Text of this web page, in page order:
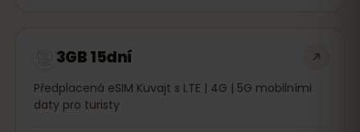
3GB 15dní
Předplacená eSIM Kuvajt s LTE | 4G | 5G mobilními
daty pro turisty